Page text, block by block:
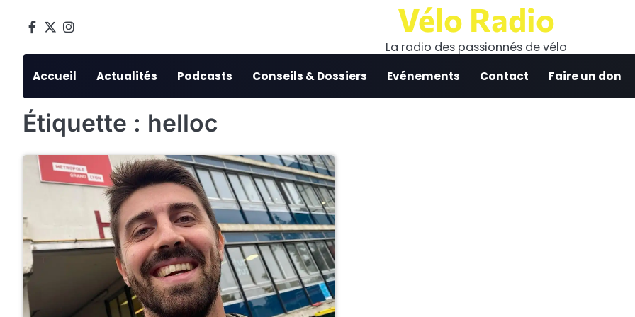
Facebook
TwitterInstagram Vélo Radio
La radio des passionnés de vélo
Accueil Actualités Podcasts Conseils & Dossiers Evénements Contact Faire un don
Étiquette : helloc